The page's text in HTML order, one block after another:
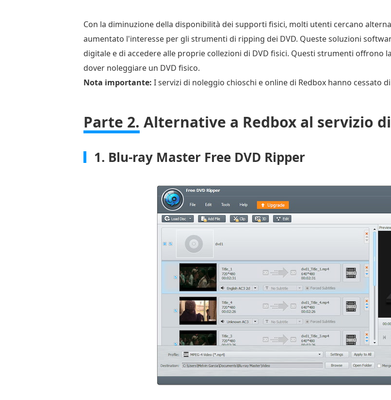
Con la diminuzione della disponibilità dei supporti fisici, molti utenti cercano
aumentato l'interesse per gli strumenti di ripping dei DVD. Queste soluzioni
digitale e di accedere alle proprie collezioni di DVD fisici. Questi strumenti offrono
dover noleggiare un DVD fisico.
Nota importante: I servizi di noleggio chioschi e online di Redbox hanno cessato
Parte 2. Alternative a Redbox al servizio
1. Blu-ray Master Free DVD Ripper